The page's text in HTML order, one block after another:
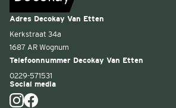
Adres Decokay Van Etten
Kerkstraat 34a
1687 AR Wognum
Telefoonnummer Decokay Van Etten
0229-571531
Social media